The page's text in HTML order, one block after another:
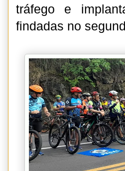
tráfego e
findadas no